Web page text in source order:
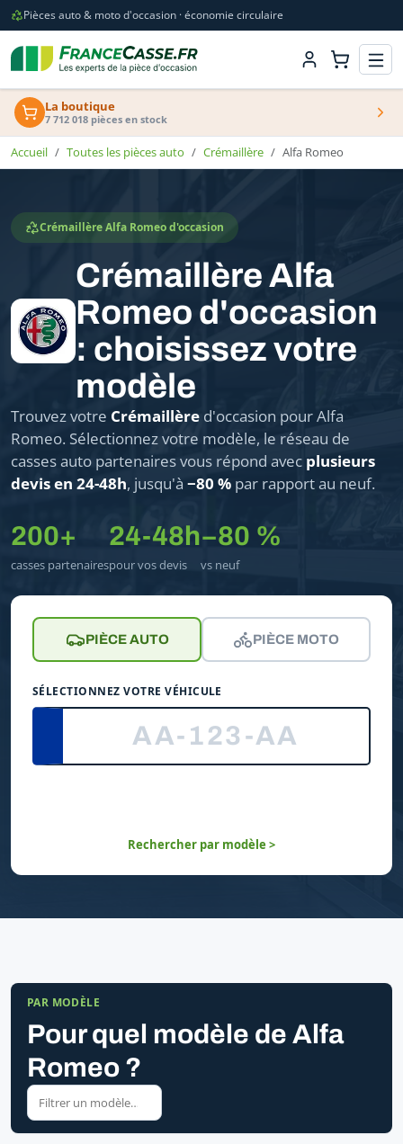
Pièces auto & moto d'occasion · économie circulaire
La boutique
7 712 018 pièces en stock
Accueil Toutes les pièces auto Crémaillère Alfa Romeo
Crémaillère Alfa Romeo d'occasion
Crémaillère Alfa
Romeo d'occasion
: choisissez votre
modèle
Trouvez votre Crémaillère d'occasion pour Alfa
Romeo. Sélectionnez votre modèle, le réseau de
casses auto partenaires vous répond avec plusieurs
devis en 24-48h, jusqu'à −80 % par rapport au neuf.
200+
casses partenaires
24-48h
pour vos devis
−80 %
vs neuf
PIÈCE AUTO PIÈCE MOTO
SÉLECTIONNEZ VOTRE VÉHICULE
Rechercher par modèle >
PAR MODÈLE
Pour quel modèle de Alfa
Romeo ?